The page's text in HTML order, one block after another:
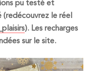
pu testé et
le réel
). Les recharges
sur le site.